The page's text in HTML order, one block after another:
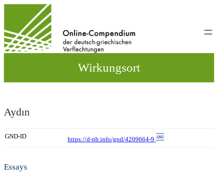
wechseln
Wirkungsort
Aydın
GND-ID https://d-nb.info/gnd/4209664-9
Essays